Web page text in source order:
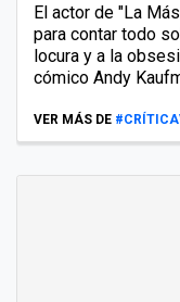
El actor de "La
para contar todo
locura y a la
cómico Andy
VER MÁS DE